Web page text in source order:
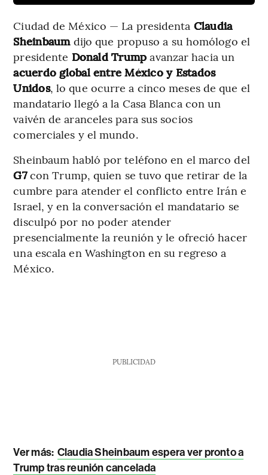
Ciudad de México — La presidenta Claudia
Sheinbaumdijo que propuso a su homólogo el
presidente Donald Trump avanzar hacia un
acuerdo global entre México y Estados
Unidos, lo que ocurre a cinco meses de que el
mandatario llegó a la Casa Blanca con un
vaivén de aranceles para sus socios
comerciales y el mundo.
Sheinbaum habló por teléfono en el marco del
G7con Trump, quien se tuvo que retirar de la
cumbre para atender el conflicto entre Irán e
Israel, y en la conversación el mandatario se
disculpó por no poder atender
presencialmente la reunión y le ofreció hacer
una escala en Washington en su regreso a
México.
PUBLICIDAD
Ver más: Claudia Sheinbaum espera ver pronto a
Trump tras reunión cancelada